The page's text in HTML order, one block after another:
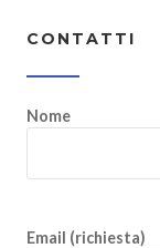
CONTATTI
Nome
Email (richiesta)